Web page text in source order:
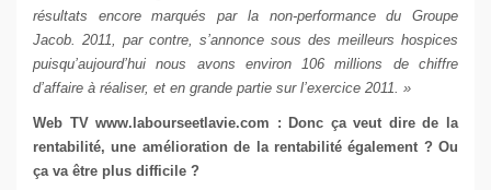
résultats encore marqués par la non-performance du Groupe
Jacob. 2011, par contre, s’annonce sous des meilleurs hospices
puisqu’aujourd’hui nous avons environ 106 millions de chiffre
d’affaire à réaliser, et en grande partie sur l’exercice 2011. »
Web TVwww.labourseetlavie.com : Donc ça veut dire de la
rentabilité, une amélioration de la rentabilité également ? Ou
ça va être plus difficile ?